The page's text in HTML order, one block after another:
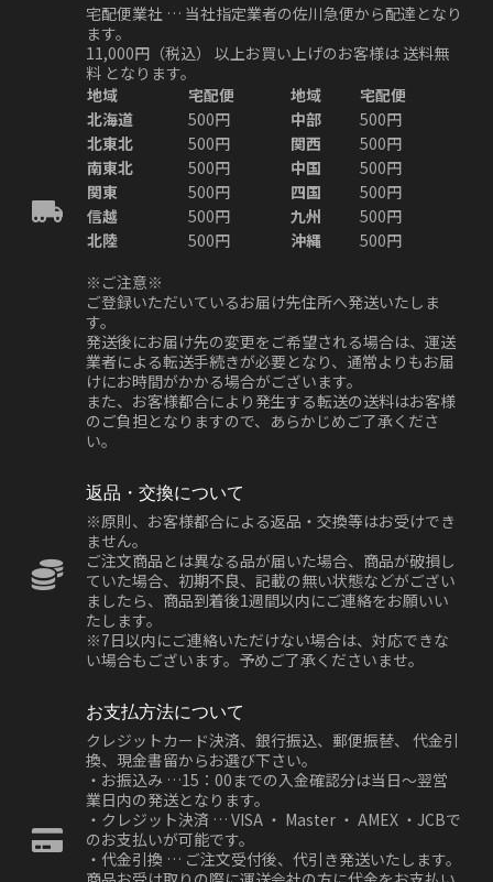
宅配便業社 … 当社指定業者の佐川急便から配達となり
ます。
11,000円（税込）
以上お買い上げのお客様は 送料無
料 となります。
地域
宅配便 地域
宅配便
北海道
500円 中部
500円
北東北
500円 関西
500円
南東北
500円 中国
500円
関東
500円 四国
500円
信越
500円 九州
500円
北陸
500円 沖縄
500円
※ご注意※
ご登録いただいているお届け先住所へ発送いたしま
す。
発送後にお届け先の変更をご希望される場合は、運送
業者による転送手続きが必要となり、通常よりもお届
けにお時間がかかる場合がございます。
また、お客様都合により発生する転送の送料はお客様
のご負担となりますので、あらかじめご了承くださ
い。
返品・交換について
※原則、お客様都合による返品・交換等はお受けでき
ません。
ご注文商品とは異なる品が届いた場合、商品が破損し
ていた場合、初期不良、記載の無い状態などがござい
ましたら、商品到着後1週間以内にご連絡をお願いい
たします。
※7日以内にご連絡いただけない場合は、対応できな
い場合もございます。予めご了承くださいませ。
お支払方法について
クレジットカード決済、銀行振込、郵便振替、 代金引
換、現金書留からお選び下さい。
・お振込み …15：00までの入金確認分は当日～翌営
業日内の発送となります。
・クレジット決済 … VISA ・ Master ・ AMEX ・JCBで
のお支払いが可能です。
・代金引換 … ご注文受付後、代引き発送いたします。